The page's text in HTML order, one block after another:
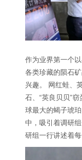
作为业界第一个
各类珍藏的陨石
兴趣。 网红蛙、
石、“英良贝贝”
球最大的蝎子琥
中，吸引着调研
研组一行讲述着